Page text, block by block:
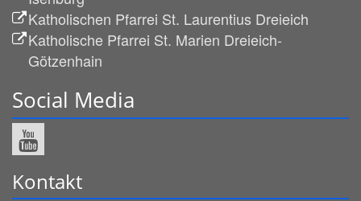
Katholischen Pfarrei St. Laurentius Dreieich
Katholische Pfarrei St. Marien Dreieich-
Götzenhain
Social Media
Kontakt